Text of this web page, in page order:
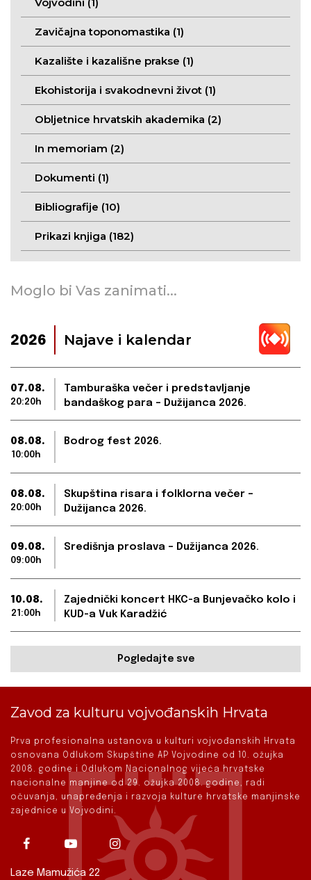
Vojvodini (1)
Zavičajna toponomastika (1)
Kazalište i kazališne prakse (1)
Ekohistorija i svakodnevni život (1)
Obljetnice hrvatskih akademika (2)
In memoriam (2)
Dokumenti (1)
Bibliografije (10)
Prikazi knjiga (182)
Moglo bi Vas zanimati...
2026 Najave i kalendar
07.08.
20:20h
Tamburaška večer i predstavljanje
bandaškog para – Dužijanca 2026.
08.08.
10:00h
Bodrog fest 2026.
08.08.
20:00h
Skupština risara i folklorna večer –
Dužijanca 2026.
09.08.
09:00h
Središnja proslava – Dužijanca 2026.
10.08.
21:00h
Zajednički koncert HKC-a Bunjevačko kolo i
KUD-a Vuk Karadžić
Pogledajte sve
Zavod za kulturu vojvođanskih Hrvata
Prva profesionalna ustanova u kulturi vojvođanskih Hrvata
osnovana Odlukom Skupštine AP Vojvodine od 10. ožujka
2008. godine i Odlukom Nacionalnog vijeća hrvatske
nacionalne manjine od 29. ožujka 2008. godine, radi
očuvanja, unapređenja i razvoja kulture hrvatske manjinske
zajednice u Vojvodini.
Laze Mamužića 22